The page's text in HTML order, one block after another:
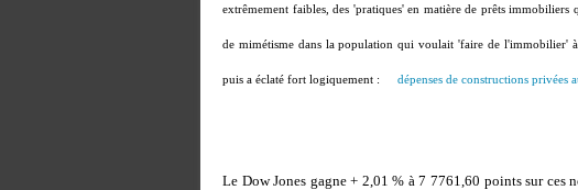
extrêmement faibles, des 'pratiques' en matière de prêts
de mimétisme dans la population qui voulait 'faire de l'immobilier'
puis a éclaté fort logiquement : dépenses de constructions privées
Le Dow Jones gagne + 2,01 % à 7 7761,60 points sur